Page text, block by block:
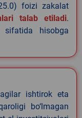
foizi zakalat
talab etiladi.
sifatida hisobga
ishtirok eta
bo‘lmagan